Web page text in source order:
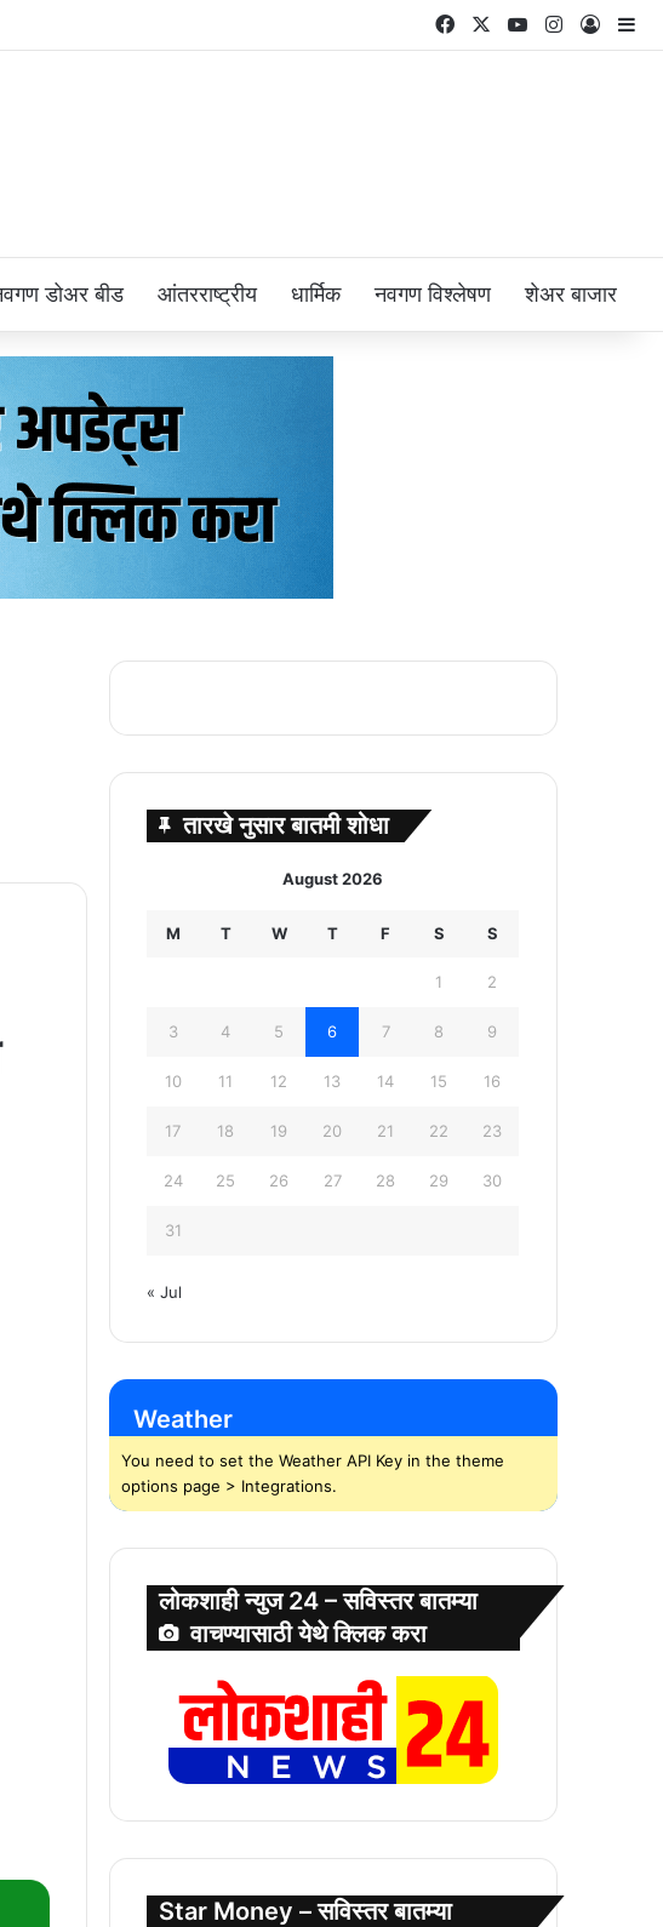
FacebookYouTubeInstagram
Log In
डोअर बीड आंतरराष्ट्रीय धार्मिक नवगण विश्लेषण शेअर बाजार
तारखे नुसार बातमी शोधा
August 2026
M T W T F S S
1 2
3 4 5 6 7 8 9
10 11 12 13 14 15 16
17 18 19 20 21 22 23
24 25 26 27 28 29 30
31
« Jul
Weather
You need to set the Weather API Key in the theme
options page > Integrations.
लोकशाही न्युज 24 – सविस्तर बातम्या
वाचण्यासाठी येथे क्लिक करा
Star Money – सविस्तर बातम्या